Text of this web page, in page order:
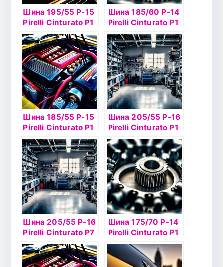
Шина 195/55 Р-15
Pirelli Cinturato P1
Verde б/к
Шина 185/60 Р-14
Pirelli Cinturato P1
Verde 82H
Шина 185/55 Р-15
Pirelli Cinturato P1
Verde 82Н б/к
Шина 205/55 Р-16
Pirelli Cinturato P1
Verde 91V TL
Шина 205/55 Р-16
Pirelli Cinturato P7
91V б/к
Шина 175/70 Р-14
Pirelli Cinturato P1
Verde 84H